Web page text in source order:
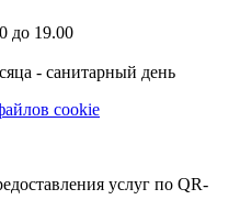
до 19.00
- санитарный день
cookie
услуг по QR-